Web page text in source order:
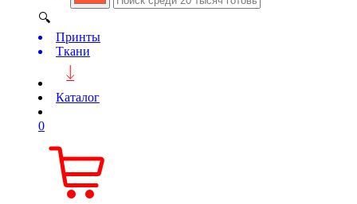
🔍
Принты
Ткани
Каталог
0